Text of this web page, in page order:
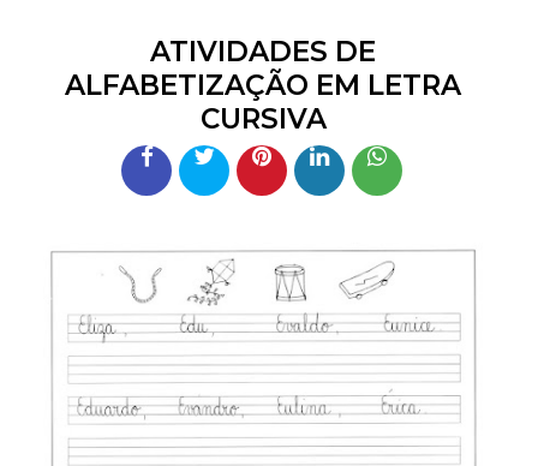
ATIVIDADES DE
ALFABETIZAÇÃO EM LETRA
CURSIVA